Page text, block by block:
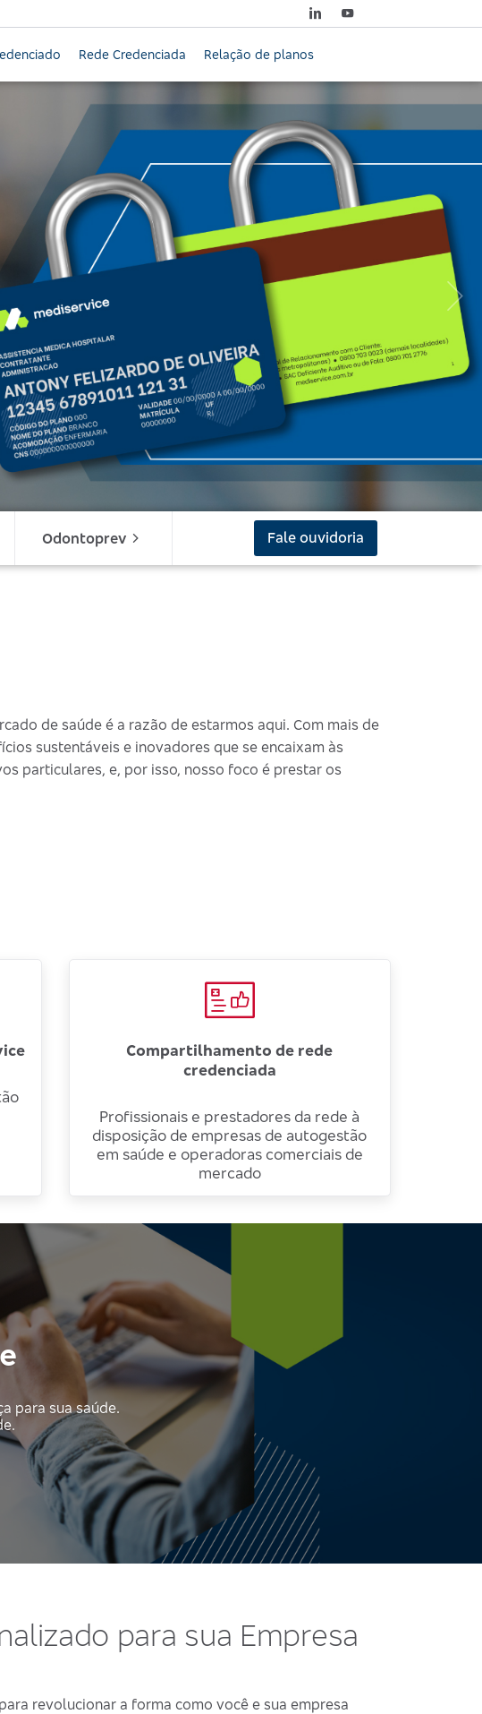
Rede Credenciada Relação de planos
Próximo:
Odontoprev Fale ouvidoria
de saúde é a razão de estarmos aqui. Com mais de
sustentáveis e inovadores que se encaixam às
particulares, e, por isso, nosso foco é prestar os
Compartilhamento de rede
credenciada
Profissionais e prestadores da rede à
disposição de empresas de autogestão
em saúde e operadoras comerciais de
mercado
para sua saúde.
para sua Empresa
revolucionar a forma como você e sua empresa